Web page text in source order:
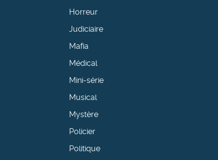
Horreur
Judiciaire
Mafia
Médical
Mini-série
Musical
Mystère
Policier
Politique